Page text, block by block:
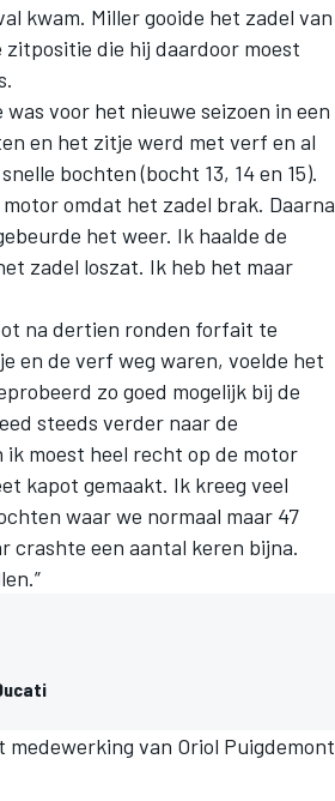
kwam. Miller gooide het zadel van
die hij daardoor moest
voor het nieuwe seizoen in een
en het zitje werd met verf en al
bochten (bocht 13, 14 en 15).
omdat het zadel brak. Daarna
het weer. Ik haalde de
zadel loszat. Ik heb het maar
na dertien ronden forfait te
en de verf weg waren, voelde het
zo goed mogelijk bij de
steeds verder naar de
moest heel recht op de motor
kapot gemaakt. Ik kreeg veel
waar we normaal maar 47
crashte een aantal keren bijna.
medewerking van Oriol Puigdemont